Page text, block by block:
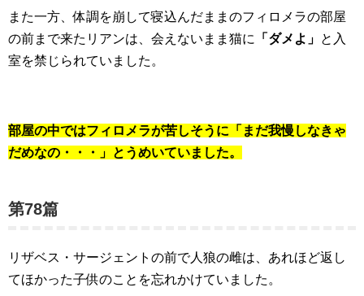
また一方、体調を崩して寝込んだままのフィロメラの部屋
の前まで来たリアンは、会えないまま猫に
「ダメよ」 と入
室を禁じられていました。
部屋の中ではフィロメラが苦しそうに「まだ我慢しなきゃ
だめなの・・・」とうめいていました。
第78篇
リザベス・サージェントの前で人狼の雌は、あれほど返し
てほかった子供のことを忘れかけていました。